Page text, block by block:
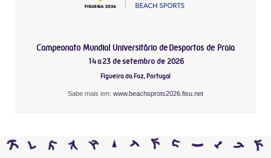
Campeonato Mundial Universitário de Desportos de Praia
14 a 23 de setembro de 2026
Figueira da Foz, Portugal
Sabe mais em: www.beachsprots2026.fisu.net